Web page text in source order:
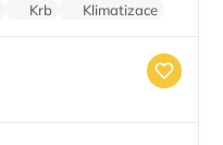
Krb
Klimatizace